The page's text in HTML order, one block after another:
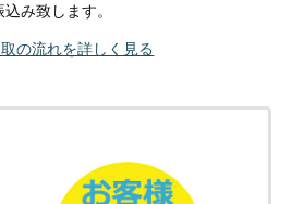
み致します。
の流れを詳しく見る